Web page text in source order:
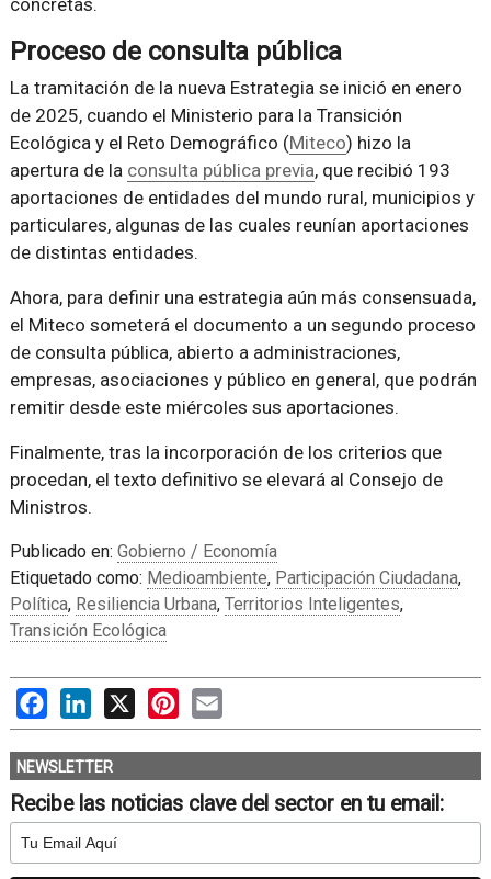
concretas.
Proceso de consulta pública
La tramitación de la nueva Estrategia se inició en enero
de 2025, cuando el Ministerio para la Transición
Ecológica y el Reto Demográfico (Miteco) hizo la
apertura de la consulta pública previa, que recibió 193
aportaciones de entidades del mundo rural, municipios y
particulares, algunas de las cuales reunían aportaciones
de distintas entidades.
Ahora, para definir una estrategia aún más consensuada,
el Miteco someterá el documento a un segundo proceso
de consulta pública, abierto a administraciones,
empresas, asociaciones y público en general, que podrán
remitir desde este miércoles sus aportaciones.
Finalmente, tras la incorporación de los criterios que
procedan, el texto definitivo se elevará al Consejo de
Ministros.
Publicado en: Gobierno / Economía
Etiquetado como: Medioambiente, Participación Ciudadana,
Política, Resiliencia Urbana, Territorios Inteligentes,
Transición Ecológica
FacebookLinkedIn Pinterest
NEWSLETTER
Recibe las noticias clave del sector en tu email: